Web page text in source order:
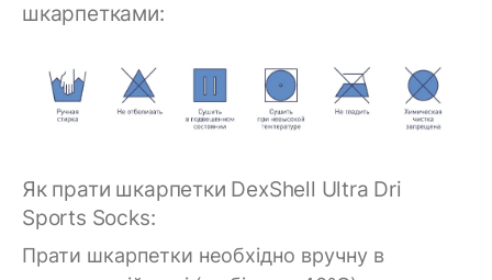
шкарпетками:
Як прати шкарпетки DexShell Ultra Dri
Sports Socks:
Прати шкарпетки необхідно вручну в